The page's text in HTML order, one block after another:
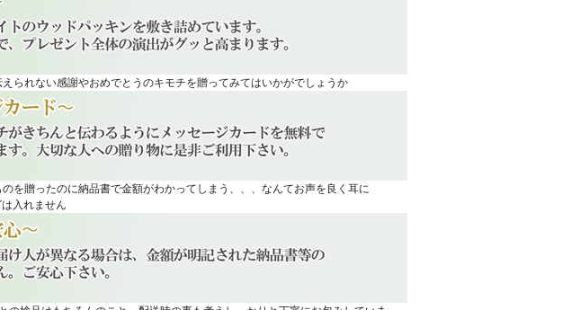
られない感謝やおめでとうのキモチを贈ってみてはいかがでしょうか
を贈ったのに納品書で金額がわかってしまう、、、なんてお声を良く耳に
入れません